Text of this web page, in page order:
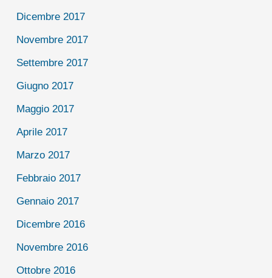
Dicembre 2017
Novembre 2017
Settembre 2017
Giugno 2017
Maggio 2017
Aprile 2017
Marzo 2017
Febbraio 2017
Gennaio 2017
Dicembre 2016
Novembre 2016
Ottobre 2016